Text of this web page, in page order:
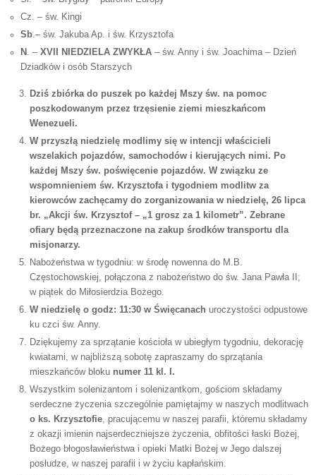
Cz. – św. Kingi
Sb.– św. Jakuba Ap. i św. Krzysztofa
N . – XVII NIEDZIELA ZWYKŁA– św. Anny i św. Joachima – Dzień
Dziadków i osób Starszych
Dziś zbiórka do puszek po każdej Mszy św. na pomoc
poszkodowanym przez trzęsienie ziemi mieszkańcom
Wenezueli.
W przyszłą niedzielę modlimy się w intencji właścicieli
wszelakich pojazdów, samochodów i kierujących nimi. Po
każdej Mszy św. poświęcenie pojazdów. W związku ze
wspomnieniem św. Krzysztofa i tygodniem modlitw za
kierowców zachęcamy do zorganizowania w niedzielę, 26 lipca
br. „Akcji św. Krzysztof – „1 grosz za 1 kilometr”. Zebrane
ofiary będą przeznaczone na zakup środków transportu dla
misjonarzy.
Nabożeństwa w tygodniu: w środę nowenna do M.B.
Częstochowskiej, połączona z nabożeństwo do św. Jana Pawła II;
w piątek do Miłosierdzia Bożego.
W niedzielę o godz: 11:30 w Święcanach uroczystości odpustowe
ku czci św. Anny.
Dziękujemy za sprzątanie kościoła w ubiegłym tygodniu, dekorację
kwiatami, w najbliższą sobotę zapraszamy do sprzątania
mieszkańców bloku numer 11 kl. I.
Wszystkim solenizantom i solenizantkom, gościom składamy
serdeczne życzenia szczególnie pamiętajmy w naszych modlitwach
o ks. Krzysztofie, pracującemu w naszej parafii, któremu składamy
z okazji imienin najserdeczniejsze życzenia, obfitości łaski Bożej,
Bożego błogosławieństwa i opieki Matki Bożej w Jego dalszej
posłudze, w naszej parafii i w życiu kapłańskim.